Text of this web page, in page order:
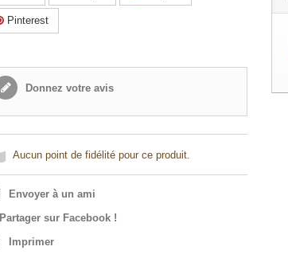
Pinterest
Donnez votre avis
Aucun point de fidélité pour ce produit.
Envoyer à un ami
Partager sur Facebook !
Imprimer